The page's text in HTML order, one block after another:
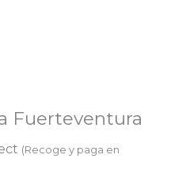
Fuerteventura
(Recoge y paga en